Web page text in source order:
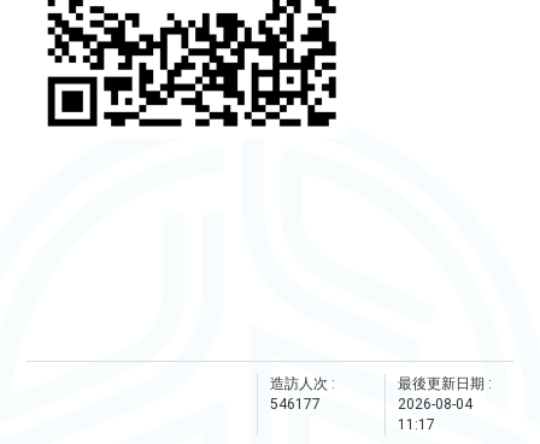
造訪人次 :
546177
最後更新日期 :
2026-08-04
11:17